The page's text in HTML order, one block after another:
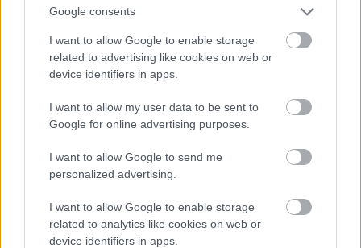
Google consents
I want to allow Google to enable storage
related to advertising like cookies on web or
device identifiers in apps.
I want to allow my user data to be sent to
Google for online advertising purposes.
I want to allow Google to send me
personalized advertising.
I want to allow Google to enable storage
related to analytics like cookies on web or
device identifiers in apps.